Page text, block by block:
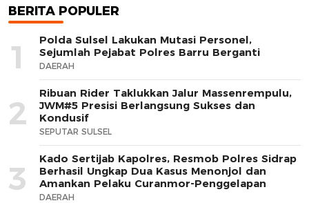
BERITA POPULER
1
Polda Sulsel Lakukan Mutasi Personel,
Sejumlah Pejabat Polres Barru Berganti
DAERAH
2
Ribuan Rider Taklukkan Jalur Massenrempulu,
JWM#5 Presisi Berlangsung Sukses dan
Kondusif
SEPUTAR SULSEL
3
Kado Sertijab Kapolres, Resmob Polres Sidrap
Berhasil Ungkap Dua Kasus Menonjol dan
Amankan Pelaku Curanmor-Penggelapan
DAERAH